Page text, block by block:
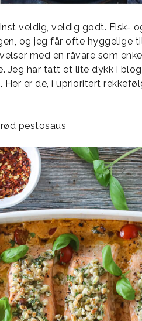
veldig, veldig godt. Fisk-
og jeg får ofte hyggelige
med en råvare som
Jeg har tatt et lite dykk i
er de, i uprioritert
pestosaus